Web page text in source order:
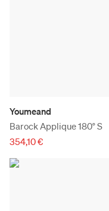
Youmeand
Barock Applique 180° S
354,10 €